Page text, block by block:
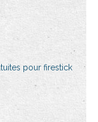
pour firestick